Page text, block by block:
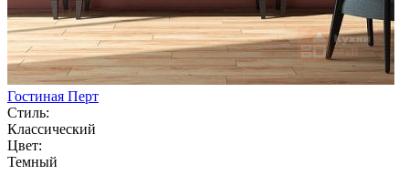
Гостиная Перт
Стиль:
Классический
Цвет:
Темный